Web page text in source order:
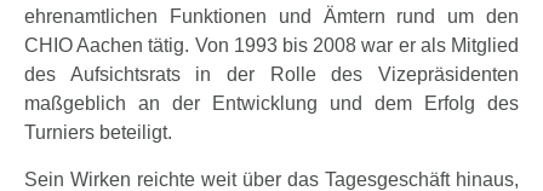
ehrenamtlichen Funktionen und Ämtern rund um den
CHIO Aachen tätig. Von 1993 bis 2008 war er als Mitglied
des Aufsichtsrats in der Rolle des Vizepräsidenten
maßgeblich an der Entwicklung und dem Erfolg des
Turniers beteiligt.
Sein Wirken reichte weit über das Tagesgeschäft hinaus,